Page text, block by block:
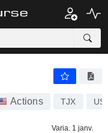
Actions TJX
Varia. 1 janv.